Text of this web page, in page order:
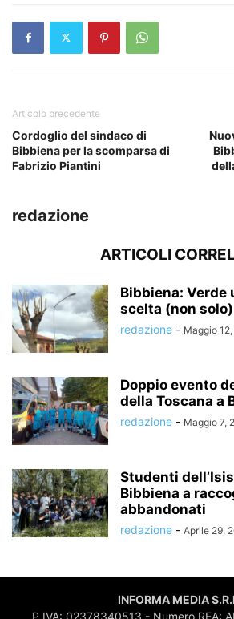
Articolo precedente
Cordoglio del sindaco di
Bibbiena per la scomparsa di
Fabrizio Piantini
redazione
ARTICOLI
Bibbiena: Verde
scelta (non
redazione - Maggio
Doppio evento
della Toscana a
redazione - Maggio 7,
Studenti
Bibbiena a
abbandonati
redazione - Aprile 29,
INFORMA MEDIA
P.IVA: 02378340513 - Numero REA: